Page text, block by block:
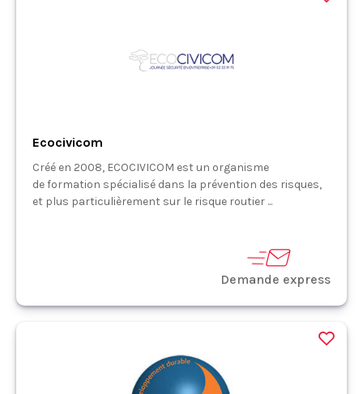
Ecocivicom
Créé en 2008, ECOCIVICOM est un organisme
de formation spécialisé dans la prévention des risques,
et plus particulièrement sur le risque routier ...
Demande express